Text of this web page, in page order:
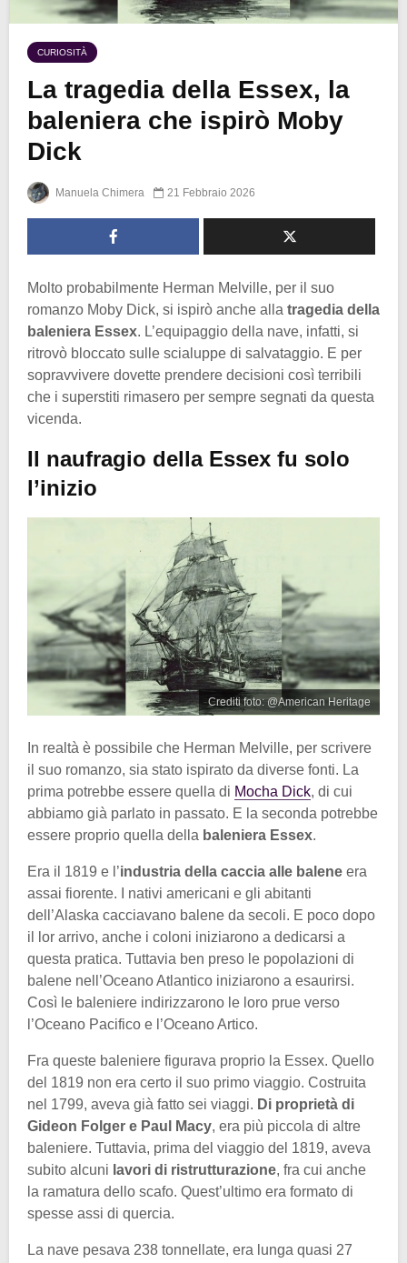
CURIOSITÀ
La tragedia della Essex, la
baleniera che ispirò Moby
Dick
Manuela Chimera 21 Febbraio 2026
Molto probabilmente Herman Melville, per il suo
romanzo Moby Dick, si ispirò anche alla tragedia della
baleniera Essex. L’equipaggio della nave, infatti, si
ritrovò bloccato sulle scialuppe di salvataggio. E per
sopravvivere dovette prendere decisioni così terribili
che i superstiti rimasero per sempre segnati da questa
vicenda.
Il naufragio della Essex fu solo
l’inizio
Crediti foto: @American Heritage
In realtà è possibile che Herman Melville, per scrivere
il suo romanzo, sia stato ispirato da diverse fonti. La
prima potrebbe essere quella di Mocha Dick, di cui
abbiamo già parlato in passato. E la seconda potrebbe
essere proprio quella della baleniera Essex.
Era il 1819 e l’industria della caccia alle balene era
assai fiorente. I nativi americani e gli abitanti
dell’Alaska cacciavano balene da secoli. E poco dopo
il lor arrivo, anche i coloni iniziarono a dedicarsi a
questa pratica. Tuttavia ben preso le popolazioni di
balene nell’Oceano Atlantico iniziarono a esaurirsi.
Così le baleniere indirizzarono le loro prue verso
l’Oceano Pacifico e l’Oceano Artico.
Fra queste baleniere figurava proprio la Essex. Quello
del 1819 non era certo il suo primo viaggio. Costruita
nel 1799, aveva già fatto sei viaggi. Di proprietà di
Gideon Folger e Paul Macy, era più piccola di altre
baleniere. Tuttavia, prima del viaggio del 1819, aveva
subito alcuni lavori di ristrutturazione, fra cui anche
la ramatura dello scafo. Quest’ultimo era formato di
spesse assi di quercia.
La nave pesava 238 tonnellate, era lunga quasi 27